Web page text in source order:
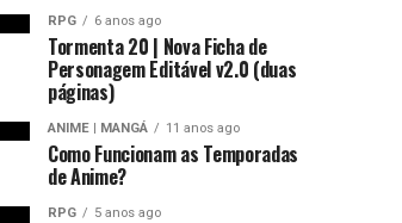
RPG 6 anos ago
Tormenta 20 | Nova Ficha de
Personagem Editável v2.0 (duas
páginas)
ANIME | MANGÁ 11 anos ago
Como Funcionam as Temporadas
de Anime?
RPG 5 anos ago